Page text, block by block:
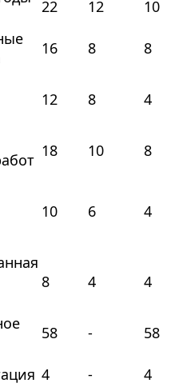
22 12 10
16 8 8
12 8 4
18 10 8
10 6 4
8 4 4
58 - 58
4 -
4